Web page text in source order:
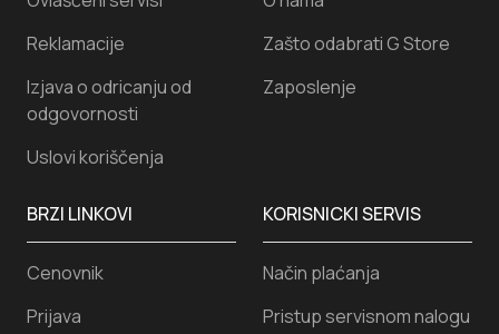
KORISNICKI SERVIS
Način plaćanja
Pristup servisnom nalogu
Reklamacije
Izjava o odricanju od
odgovornosti
Uslovi koriščenja
Zašto odabrati G Store
Zaposlenje
BRZI LINKOVI
Cenovnik
Prijava